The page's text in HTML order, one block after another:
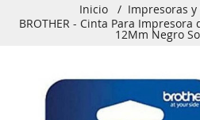
Inicio / Impresoras
BROTHER - Cinta Para
12Mm Negro